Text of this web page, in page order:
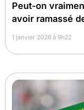
Peut-on
avoir ramassé
1 janvier 2026 à 9h22